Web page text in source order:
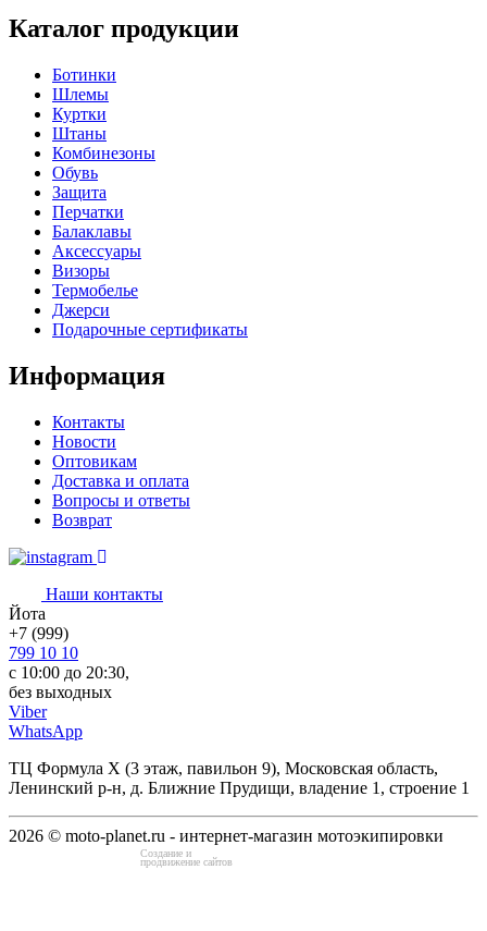
Каталог продукции
Ботинки
Шлемы
Куртки
Штаны
Комбинезоны
Обувь
Защита
Перчатки
Балаклавы
Аксессуары
Визоры
Термобелье
Джерси
Подарочные сертификаты
Информация
Контакты
Новости
Оптовикам
Доставка и оплата
Вопросы и ответы
Возврат
Наши контакты
Йота
+7 (999)
799 10 10
с 10:00 до 20:30,
без выходных
Viber
WhatsApp
ТЦ Формула Х (3 этаж, павильон 9), Московская область,
Ленинский р-н, д. Ближние Прудищи, владение 1, строение 1
2026 © moto-planet.ru - интернет-магазин мотоэкипировки
Создание и
продвижение сайтов